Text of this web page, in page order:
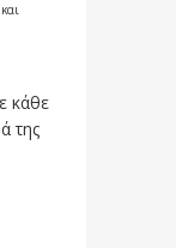
κάθε
της